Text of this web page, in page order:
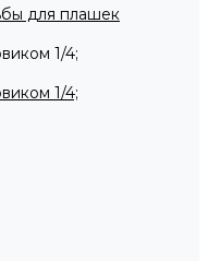
для плашек
1/4;
1/4;